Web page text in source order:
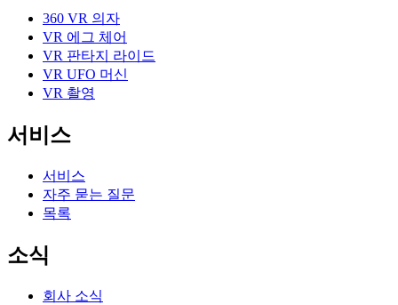
360 VR 의자
VR 에그 체어
VR 판타지 라이드
VR UFO 머신
VR 촬영
서비스
서비스
자주 묻는 질문
목록
소식
회사 소식